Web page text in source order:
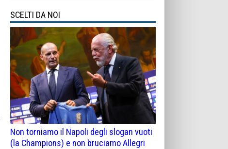
SCELTI DA NOI
Non torniamo il Napoli degli slogan vuoti
(la Champions) e non bruciamo Allegri